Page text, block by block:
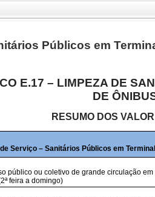
Públicos em
E.17 – LIMPEZA DE
DE
RESUMO DOS
Serviço – Sanitários Públicos em
público ou coletivo de grande circulação
feira a domingo)